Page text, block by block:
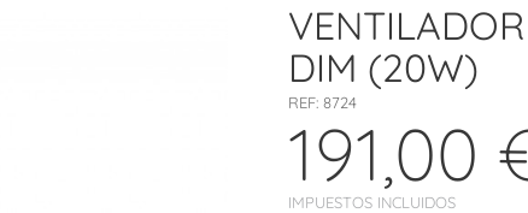
DIM (20W)
REF: 8724
191,00
IMPUESTOS INCLUIDOS